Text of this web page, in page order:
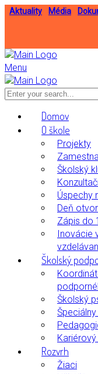
Aktuality Média
Menu
Domov
O škole
Projekty
Školský
Úspechy
Deň
Zápis do
Inovácie
Školský
Školský
Rozvrh
Žiaci